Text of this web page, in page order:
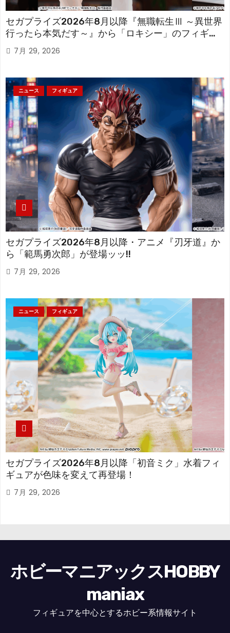
セガプライズ2026年8月以降『無職転生Ⅲ ～異世界
行ったら本気だす～』から「ロキシー」のフィギュ
アが登場！
7月 29, 2026
ニュース フィギュア
セガプライズ2026年8月以降・アニメ『刃牙道』か
ら「範馬勇次郎」が登場ッッ!!
7月 29, 2026
ニュース フィギュア
セガプライズ2026年8月以降「初音ミク」水着フィ
ギュアが色味を変えて再登場！
7月 29, 2026
ホビーマニアックスHOBBY
maniax
フィギュアを中心とするホビー系情報サイト